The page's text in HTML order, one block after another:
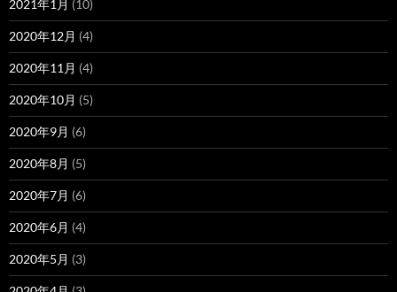
2021年1月 (10)
2020年12月 (4)
2020年11月 (4)
2020年10月 (5)
2020年9月 (6)
2020年8月 (5)
2020年7月 (6)
2020年6月 (4)
2020年5月 (3)